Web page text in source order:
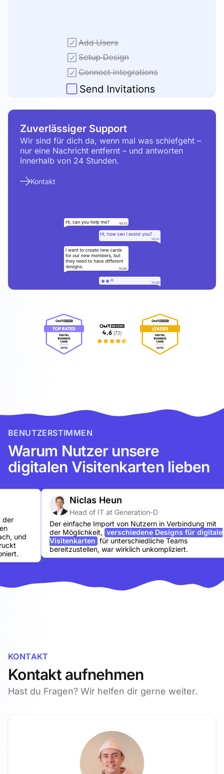
Zuverlässiger Support
Wir sind für dich da, wenn mal was schiefgeht –
nur eine Nachricht entfernt – und antworten
innerhalb von 24 Stunden.
Kontakt
BENUTZERSTIMMEN
Warum Nutzer unsere
digitalen Visitenkarten lieben
Niclas Heun
Head of IT at Generation-D
Der einfache Import von Nutzern in Verbindung mit
der Möglichkeit, verschiedene Designs für digitale
Visitenkarten für unterschiedliche Teams
bereitzustellen, war wirklich unkompliziert.
KONTAKT
Kontakt aufnehmen
Hast du Fragen? Wir helfen dir gerne weiter.